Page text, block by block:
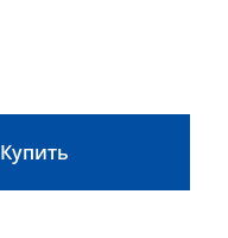
Купить